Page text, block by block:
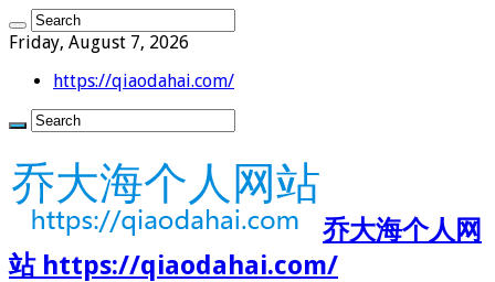
Friday, August 7, 2026
https://qiaodahai.com/
乔大海个人网
站 https://qiaodahai.com/